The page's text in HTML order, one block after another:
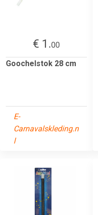
€ 1.00
Goochelstok 28 cm
E-
Carnavalskleding.n
l